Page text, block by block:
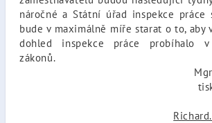
náročné a Státní úřad inspekce práce
bude v maximálně míře starat o to, aby
dohled inspekce práce probíhalo
zákonů.